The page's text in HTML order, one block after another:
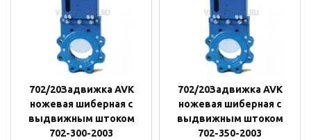
702/20Задвижка AVK
ножевая шиберная с
выдвижным штоком
702-300-2003
702/20Задвижка AVK
ножевая шиберная с
выдвижным штоком
702-350-2003